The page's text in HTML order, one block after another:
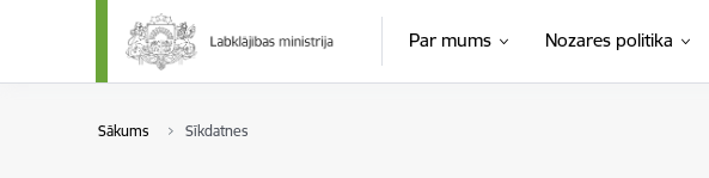
Pāriet uz lapas saturu
Par mums Nozares politika
Sākums Sīkdatnes